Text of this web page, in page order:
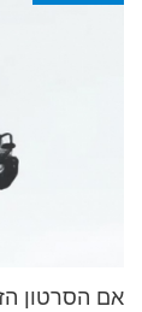
אם הסרטון